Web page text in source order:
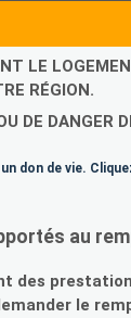
LE
RÉGION.
DE DANGER
don de vie.
au
des
le